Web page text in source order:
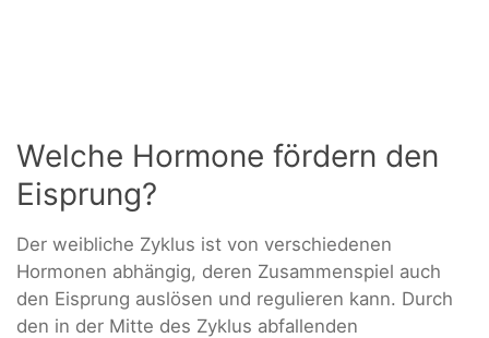
Welche Hormone fördern den
Eisprung?
Der weibliche Zyklus ist von verschiedenen
Hormonen abhängig, deren Zusammenspiel auch
den Eisprung auslösen und regulieren kann. Durch
den in der Mitte des Zyklus abfallenden